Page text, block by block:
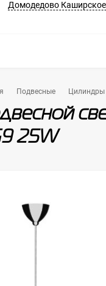
Домодедово
Подвесные Цилиндры
25W